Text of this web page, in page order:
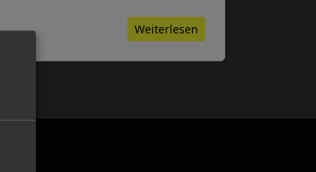
Weiterlesen